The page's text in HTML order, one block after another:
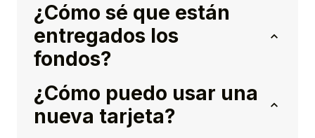
¿Cómo sé que están
entregados los
fondos?
¿Cómo puedo usar una
nueva tarjeta?